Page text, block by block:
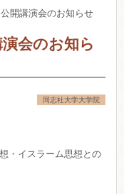
開講演会のお知らせ
会のお知ら
同志社大学大学院
・イスラーム思想との